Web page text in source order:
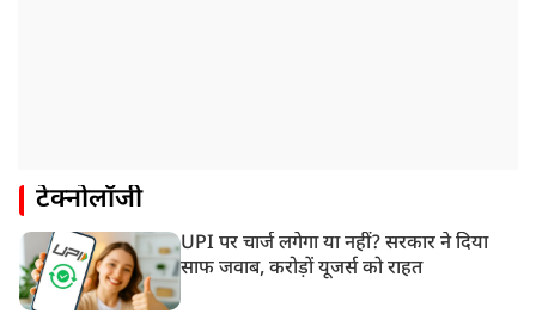
टेक्नोलॉजी
UPI पर चार्ज लगेगा या नहीं? सरकार ने दिया
साफ जवाब, करोड़ों यूजर्स को राहत